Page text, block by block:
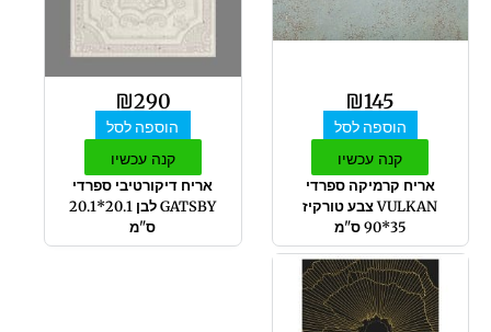
₪145
הוספה לסל
קנה עכשיו
אריח קרמיקה ספרדי
VULKAN צבע טורקיז
35*90 ס"מ
₪290
הוספה לסל
קנה עכשיו
אריח דיקורטיבי ספרדי
GATSBY לבן 20.1*20.1
ס"מ